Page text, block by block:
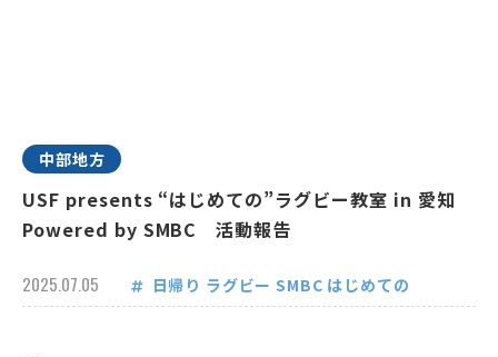
中部地方
USF presents “はじめての”ラグビー教室 in 愛知
Powered by SMBC 活動報告
2025.07.05 日帰り ラグビー SMBC はじめての